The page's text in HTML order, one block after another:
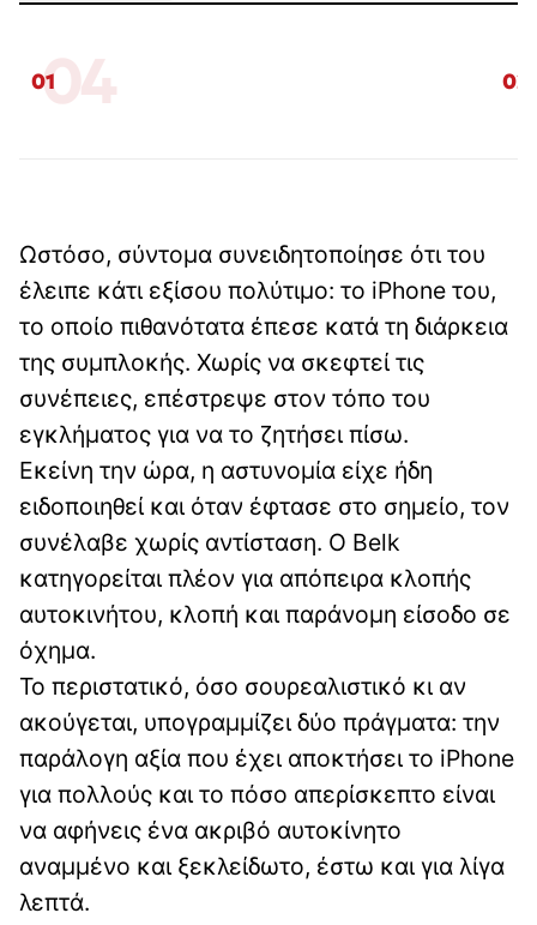
0104 02
Ωστόσο, σύντομα συνειδητοποίησε ότι του
έλειπε κάτι εξίσου πολύτιμο: το iPhone του,
το οποίο πιθανότατα έπεσε κατά τη διάρκεια
της συμπλοκής. Χωρίς να σκεφτεί τις
συνέπειες, επέστρεψε στον τόπο του
εγκλήματος για να το ζητήσει πίσω.
Εκείνη την ώρα, η αστυνομία είχε ήδη
ειδοποιηθεί και όταν έφτασε στο σημείο, τον
συνέλαβε χωρίς αντίσταση. Ο Belk
κατηγορείται πλέον για απόπειρα κλοπής
αυτοκινήτου, κλοπή και παράνομη είσοδο σε
όχημα.
Το περιστατικό, όσο σουρεαλιστικό κι αν
ακούγεται, υπογραμμίζει δύο πράγματα: την
παράλογη αξία που έχει αποκτήσει το iPhone
για πολλούς και το πόσο απερίσκεπτο είναι
να αφήνεις ένα ακριβό αυτοκίνητο
αναμμένο και ξεκλείδωτο, έστω και για λίγα
λεπτά.